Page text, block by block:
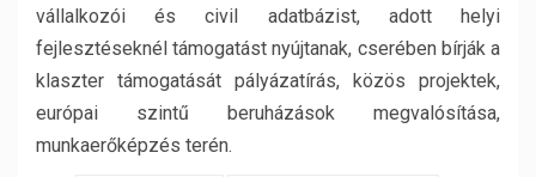
vállalkozói és civil adatbázist, adott helyi
fejlesztéseknél támogatást nyújtanak, cserében bírják a
klaszter támogatását pályázatírás, közös projektek,
európai szintű beruházások megvalósítása,
munkaerőképzés terén.